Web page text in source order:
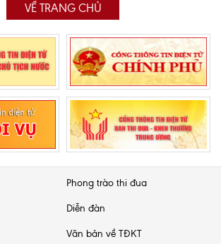
VỀ TRANG CHỦ
Phong trào thi đua
Diễn đàn
Văn bản về TĐKT